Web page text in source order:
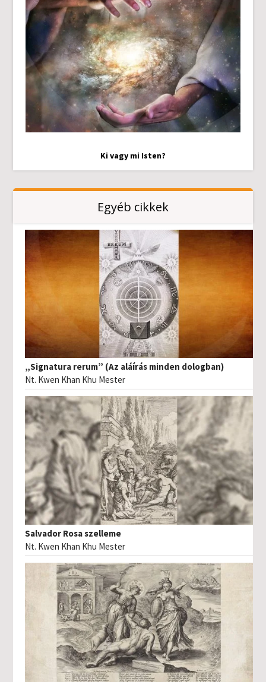
Ki vagy mi Isten?
Egyéb cikkek
„Signatura rerum” (Az aláírás minden dologban)
Nt. Kwen Khan Khu Mester
Salvador Rosa szelleme
Nt. Kwen Khan Khu Mester